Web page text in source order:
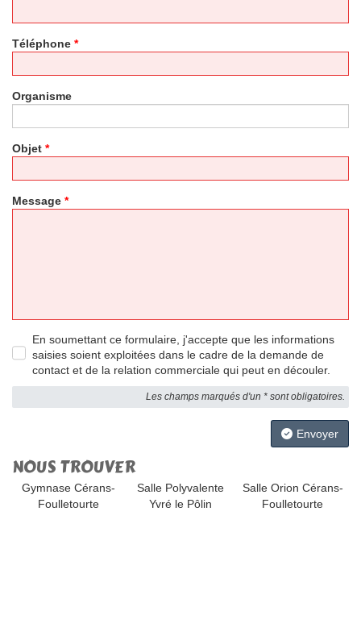
Téléphone *
Organisme
Objet *
Message *
En soumettant ce formulaire, j'accepte que les informations
saisies soient exploitées dans le cadre de la demande de
contact et de la relation commerciale qui peut en découler.
Les champs marqués d'un * sont obligatoires.
Envoyer
NOUS TROUVER
Gymnase Cérans-
Foulletourte
Salle Polyvalente
Yvré le Pôlin
Salle Orion Cérans-
Foulletourte